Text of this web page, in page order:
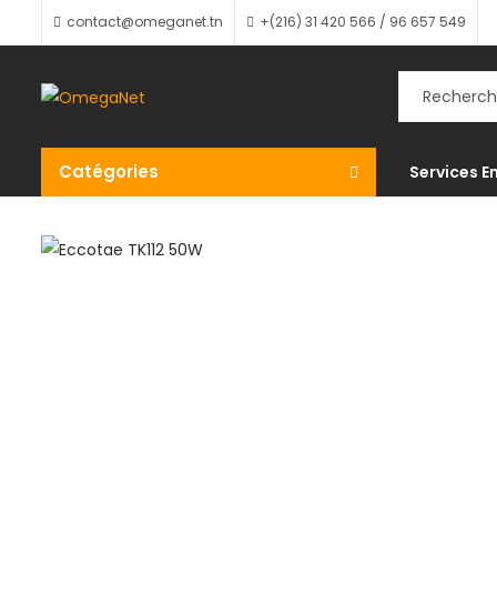
contact@omeganet.tn +(216) 31 420 566 / 96 657 549
Catégories Services